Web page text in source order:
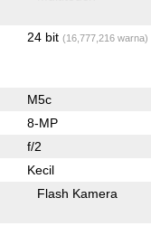
24 bit (16,777,216 warna)
M5c
8-MP
f/2
Kecil
Flash Kamera